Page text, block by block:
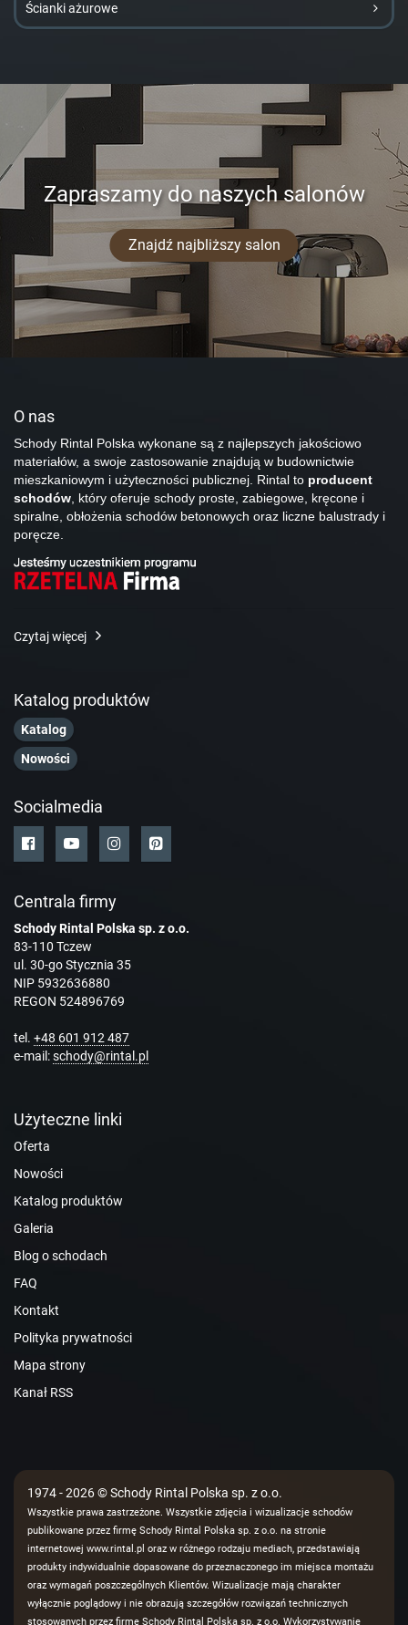
Ścianki ażurowe
Zapraszamy do naszych salonów
Znajdź najbliższy salon
O nas
Schody Rintal Polska wykonane są z najlepszych jakościowo
materiałów, a swoje zastosowanie znajdują w budownictwie
mieszkaniowym i użyteczności publicznej. Rintal to producent
schodów, który oferuje schody proste, zabiegowe, kręcone i
spiralne, obłożenia schodów betonowych oraz liczne balustrady i
poręcze.
Czytaj więcej
Katalog produktów
Katalog
Nowości
Socialmedia
Centrala firmy
Schody Rintal Polska sp. z o.o.
83-110 Tczew
ul. 30-go Stycznia 35
NIP 5932636880
REGON 524896769
tel. +48 601 912 487
e-mail:schody@rintal.pl
Użyteczne linki
Oferta
Nowości
Katalog produktów
Galeria
Blog o schodach
FAQ
Kontakt
Polityka prywatności
Mapa strony
Kanał RSS
1974 - 2026 © Schody Rintal Polska sp. z o.o.
Wszystkie prawa zastrzeżone. Wszystkie zdjęcia i wizualizacje schodów
publikowane przez firmę Schody Rintal Polska sp. z o.o. na stronie
internetowej www.rintal.pl oraz w różnego rodzaju mediach, przedstawiają
produkty indywidualnie dopasowane do przeznaczonego im miejsca montażu
oraz wymagań poszczególnych Klientów. Wizualizacje mają charakter
wyłącznie poglądowy i nie obrazują szczegółów rozwiązań technicznych
stosowanych przez firmę Schody Rintal Polska sp. z o.o. Wykorzystywanie